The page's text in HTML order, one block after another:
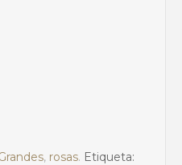
, rosas. Etiqueta: